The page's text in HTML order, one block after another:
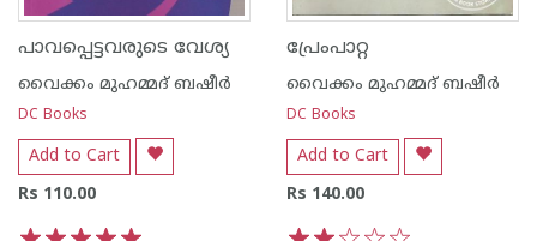
പാവപ്പെട്ടവരുടെ വേശ്യ
വൈക്കം മുഹമ്മദ് ബഷീര്‍
DC Books
Add to Cart
Rs 110.00
പ്രേംപാറ്റ
വൈക്കം മുഹമ്മദ് ബഷീര്‍
DC Books
Add to Cart
Rs 140.00